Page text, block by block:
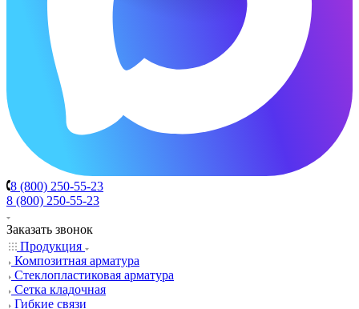
8 (800) 250-55-23
8 (800) 250-55-23
Заказать звонок
Продукция
Композитная арматура
Cтеклопластиковая арматура
Сетка кладочная
Гибкие связи